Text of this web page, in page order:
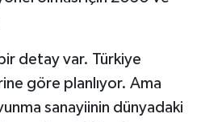
detay var. Türkiye
göre planlıyor. Ama
sanayiinin dünyadaki